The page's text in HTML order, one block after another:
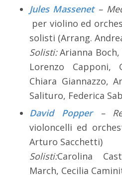
Jules Massenet–
per violino ed
solisti (Arrang.
Solisti:Arianna
Lorenzo Capponi,
Chiara Giannazzo,
Salituro, Federica
David Popper–
violoncelli ed
Arturo Sacchetti)
Solisti:Carolina
March, Cecilia